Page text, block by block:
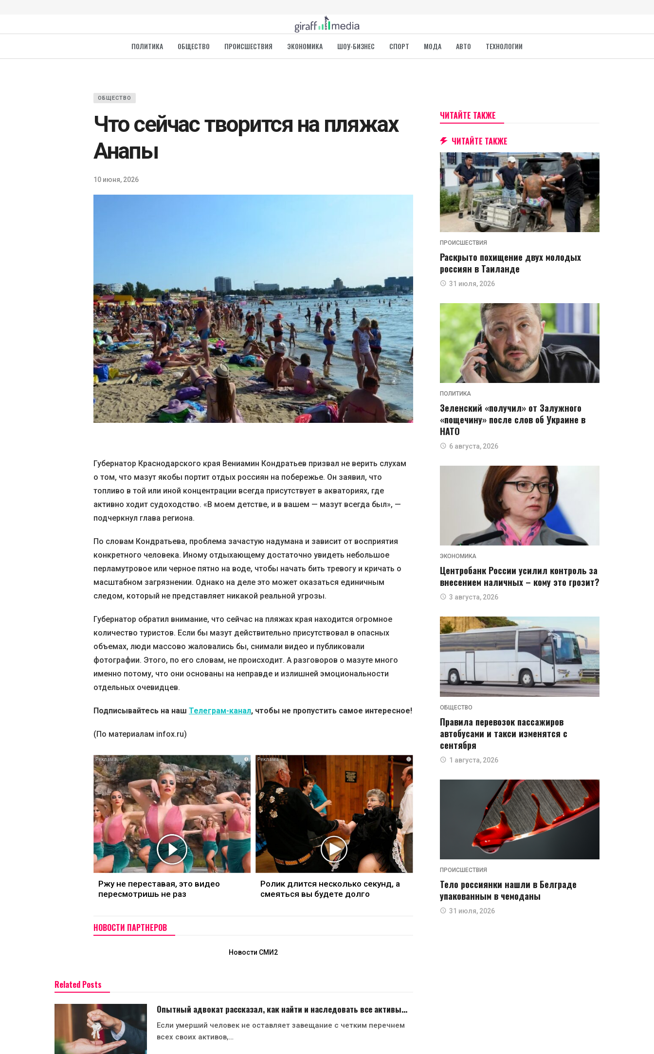
ПОЛИТИКА ОБЩЕСТВО ПРОИСШЕСТВИЯ ЭКОНОМИКА ШОУ-БИЗНЕС СПОРТ МОДА АВТО ТЕХНОЛОГИИ
ОБЩЕСТВО
Что сейчас творится на пляжах
Анапы
10 июня, 2026
Губернатор Краснодарского края Вениамин Кондратьев призвал не верить слухам
о том, что мазут якобы портит отдых россиян на побережье. Он заявил, что
топливо в той или иной концентрации всегда присутствует в акваториях, где
активно ходит судоходство. «В моем детстве, и в вашем — мазут всегда был», —
подчеркнул глава региона.
По словам Кондратьева, проблема зачастую надумана и зависит от восприятия
конкретного человека. Иному отдыхающему достаточно увидеть небольшое
перламутровое или черное пятно на воде, чтобы начать бить тревогу и кричать о
масштабном загрязнении. Однако на деле это может оказаться единичным
следом, который не представляет никакой реальной угрозы.
Губернатор обратил внимание, что сейчас на пляжах края находится огромное
количество туристов. Если бы мазут действительно присутствовал в опасных
объемах, люди массово жаловались бы, снимали видео и публиковали
фотографии. Этого, по его словам, не происходит. А разговоров о мазуте много
именно потому, что они основаны на неправде и излишней эмоциональности
отдельных очевидцев.
Подписывайтесь на наш Телеграм-канал, чтобы не пропустить самое интересное!
(По материалам infox.ru)
i
Ржу не переставая, это видео
пересмотришь не раз
i
Ролик длится несколько секунд, а
смеяться вы будете долго
НОВОСТИ ПАРТНЕРОВ
Новости СМИ2
Related Posts
Опытный адвокат рассказал, как найти и наследовать все активы…
Если умерший человек не оставляет завещание с четким перечнем
всех своих активов,…
ЧИТАЙТЕ ТАКЖЕ
ЧИТАЙТЕ ТАКЖЕ
ПРОИСШЕСТВИЯ
Раскрыто похищение двух молодых
россиян в Таиланде
31 июля, 2026
ПОЛИТИКА
Зеленский «получил» от Залужного
«пощечину» после слов об Украине в
НАТО
6 августа, 2026
ЭКОНОМИКА
Центробанк России усилил контроль за
внесением наличных – кому это грозит?
3 августа, 2026
ОБЩЕСТВО
Правила перевозок пассажиров
автобусами и такси изменятся с
сентября
1 августа, 2026
ПРОИСШЕСТВИЯ
Тело россиянки нашли в Белграде
упакованным в чемоданы
31 июля, 2026